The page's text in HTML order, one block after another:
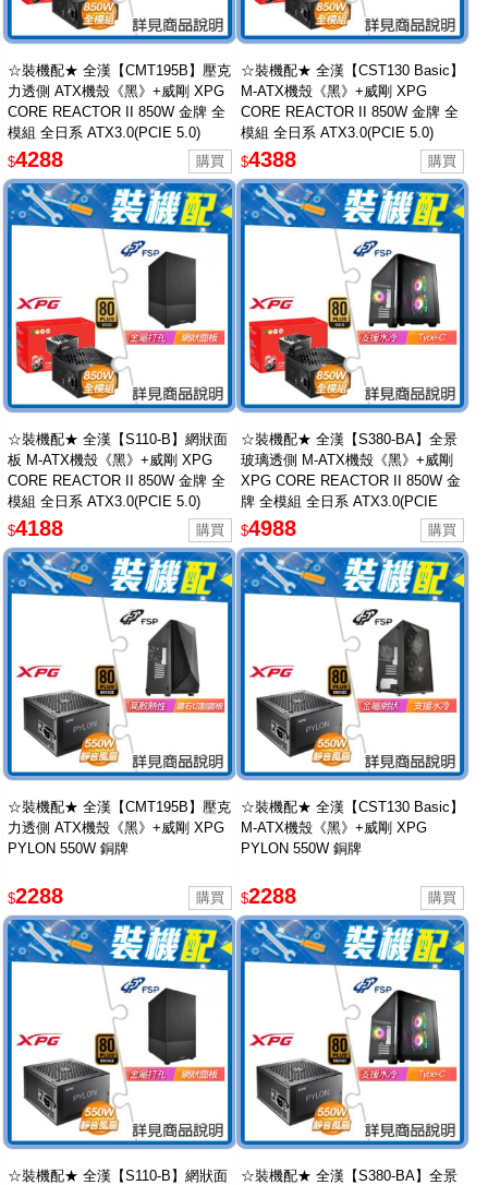
☆裝機配★ 全漢【CMT195B】壓克
力透側 ATX機殼《黑》+威剛 XPG
CORE REACTOR II 850W 金牌 全
模組 全日系 ATX3.0(PCIE 5.0)
$4288
☆裝機配★ 全漢【CST130 Basic】
M-ATX機殼《黑》+威剛 XPG
CORE REACTOR II 850W 金牌 全
模組 全日系 ATX3.0(PCIE 5.0)
$4388
☆裝機配★ 全漢【S110-B】網狀面
板 M-ATX機殼《黑》+威剛 XPG
CORE REACTOR II 850W 金牌 全
模組 全日系 ATX3.0(PCIE 5.0)
$4188
☆裝機配★ 全漢【S380-BA】全景
玻璃透側 M-ATX機殼《黑》+威剛
XPG CORE REACTOR II 850W 金
牌 全模組 全日系 ATX3.0(PCIE
5.0)
$4988
☆裝機配★ 全漢【CMT195B】壓克
力透側 ATX機殼《黑》+威剛 XPG
PYLON 550W 銅牌
$2288
☆裝機配★ 全漢【CST130 Basic】
M-ATX機殼《黑》+威剛 XPG
PYLON 550W 銅牌
$2288
☆裝機配★ 全漢【S110-B】網狀面
☆裝機配★ 全漢【S380-BA】全景